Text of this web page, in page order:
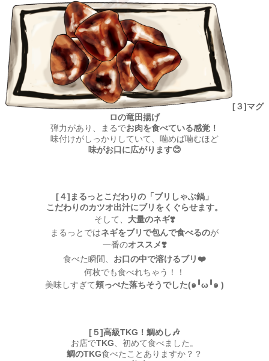
[３]マグ
ロの竜田揚げ
弾力があり、まるでお肉を食べている感覚！
味付けがしっかりしていて、噛めば噛むほど
味がお口に広がります😊
[４]まるっとこだわりの「ブリしゃぶ鍋」
こだわりのカツオ出汁にブリをくぐらせます。
そして、 大量のネギ❣️
まるっとではネギをブリで包んで食べるのが
一番のオススメ❣️
食べた瞬間、 お口の中で溶けるブリ❤️
何枚でも食べれちゃう！！
美味しすぎて頬っぺた落ちそうでした(๑╹ω╹๑ )
[５]高級TKG！鯛めし🎶
お店でTKG 、初めて食べました。
鯛のTKG食べたことありますか？？